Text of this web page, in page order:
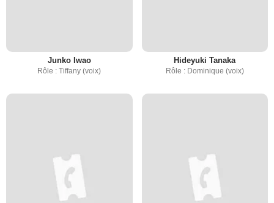
Junko Iwao
Rôle : Tiffany (voix)
Hideyuki Tanaka
Rôle : Dominique (voix)